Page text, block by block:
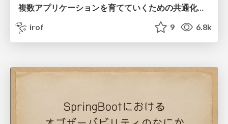
複数アプリケーションを育てていくための共通化戦略
irof
9 6.8k